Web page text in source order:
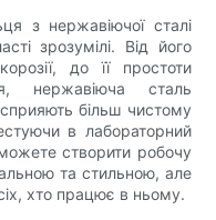
з нержавіючої сталі
зрозумілі. Від його
до її простоти
нержавіюча сталь
більш чистому
в лабораторний
створити робочу
та стильною, але
хто працює в ньому.